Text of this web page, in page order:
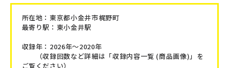
所在地：東京都小金井市梶野町
最寄り駅：東小金井駅
収録年：2026年～2020年
（収録回数など詳細は「収録内容一覧 (商品画像)」を
ご覧ください）